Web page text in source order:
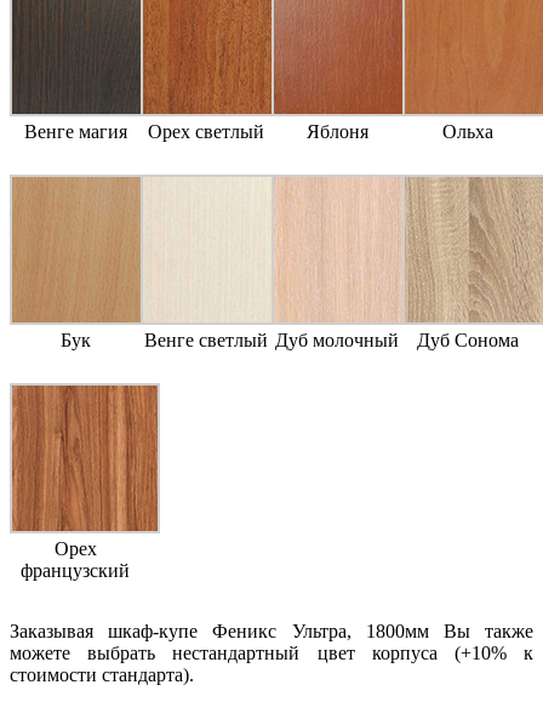
Венге магия Орех светлый Яблоня Ольха
Бук Венге светлый Дуб молочный Дуб Сонома
Орех
французский
Заказывая шкаф-купе Феникс Ультра, 1800мм Вы также
можете выбрать нестандартный цвет корпуса (+10% к
стоимости стандарта).